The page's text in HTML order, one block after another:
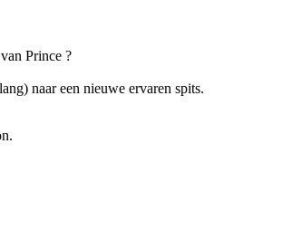
Prince ?
naar een nieuwe ervaren spits.